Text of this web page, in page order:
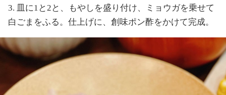
3. 皿に1と2と、もやしを盛り付け、ミョウガを乗せて
白ごまをふる。仕上げに、創味ポン酢をかけて完成。